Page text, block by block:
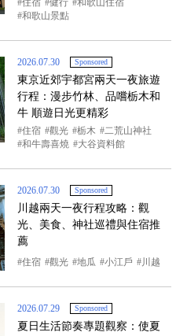
住宿 健行
和歌山住宿
和歌山景點
2026.07.30 Sponsored
東京近郊宇都宮兩天一夜旅遊
行程：漫步竹林、品嚐栃木和
牛 順遊日光更精彩
住宿 觀光 栃木
二荒山神社
和牛壽喜燒
大谷資料館
2026.07.30 Sponsored
川越兩天一夜行程攻略：觀
光、美食、神社巡禮與住宿推
薦
住宿 觀光 地瓜 小江戶 川越
2026.07.29 Sponsored
夏日生活節奏專題觀察：使夏